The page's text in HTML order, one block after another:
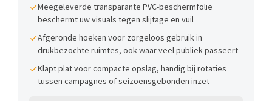
Meegeleverde transparante PVC-beschermfolie
beschermt uw visuals tegen slijtage en vuil
Afgeronde hoeken voor zorgeloos gebruik in
drukbezochte ruimtes, ook waar veel publiek passeert
Klapt plat voor compacte opslag, handig bij rotaties
tussen campagnes of seizoensgebonden inzet